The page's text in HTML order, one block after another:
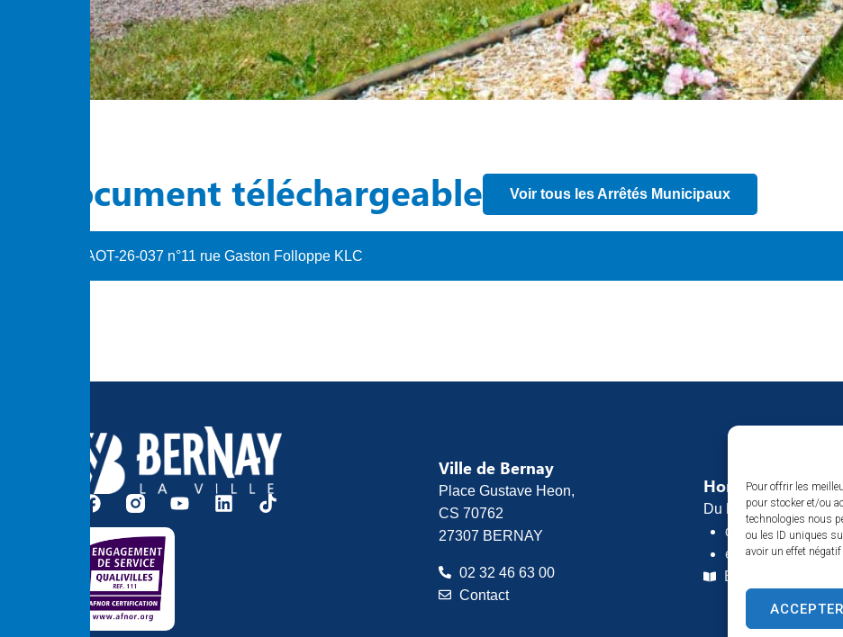
Pour offrir les
pour stocker et/ou
technologies nous
ou les ID uniques
avoir un effet
ACCEPTER
Document téléchargeable Voir tous les Arrêtés Municipaux
AOT-26-037 n°11 rue Gaston Folloppe KLC
Ville de Bernay
Place Gustave Heon,
CS 70762
27307 BERNAY
02 32 46 63 00
Contact
Horaires
Du lundi au vendredi :
de 8h30 à 12h
et de 13h30 à 17h
Espace presse